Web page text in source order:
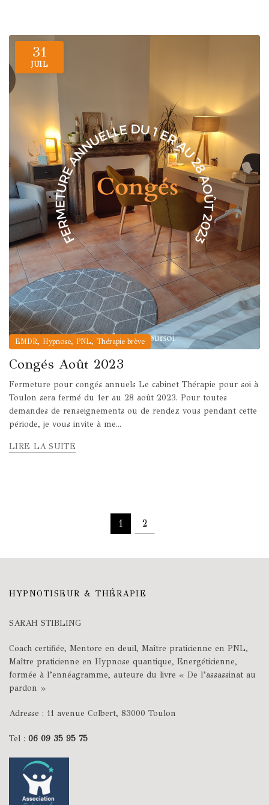
31
JUIL
EMDR, Hypnose, PNL, Thérapie brève
Congés Août 2023
Fermeture pour congés annuels Le cabinet Thérapie pour soi à
Toulon sera fermé du 1er au 28 août 2023. Pour toutes
demandes de renseignements ou de rendez vous pendant cette
période, je vous invite à me...
LIRE LA SUITE
1 2
HYPNOTISEUR & THÉRAPIE
SARAH STIBLING
Coach certifiée, Mentore en deuil, Maître praticienne en PNL,
Maître praticienne en Hypnose quantique, Energéticienne,
formée à l’ennéagramme, auteure du livre « De l’assassinat au
pardon »
Adresse : 11 avenue Colbert, 83000 Toulon
Tel : 06 09 35 95 75